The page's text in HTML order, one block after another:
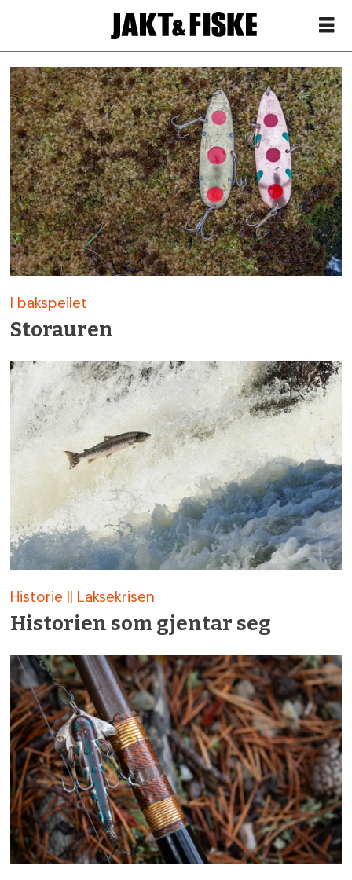
Siste
nytt
om
historie
–
Jakt
&
I bakspeilet
Storauren
Historie || Laksekrisen
Historien som gjentar seg